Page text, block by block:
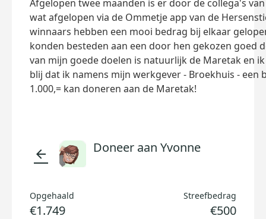
Afgelopen twee maanden is er door de collega's
wat afgelopen via de Ommetje app van de
winnaars hebben een mooi bedrag bij elkaar
konden besteden aan een door hen gekozen goed
van mijn goede doelen is natuurlijk de Maretak en
blij dat ik namens mijn werkgever - Broekhuis - een
1.000,= kan doneren aan de Maretak!
arrow_back Doneer aan Yvonne
Opgehaald
€1.749
Streefbedrag
€500